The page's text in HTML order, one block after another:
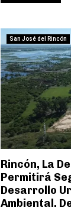
San José del Rincón
Rincón, La
Permitirá
Desarrollo
Ambiental.